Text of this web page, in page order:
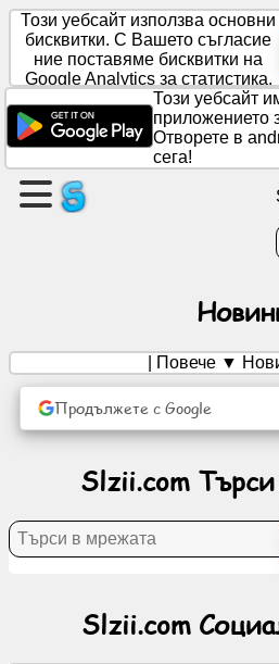
Създайте
страница
Създайте
група
ред
Развлечение
Новини
Този уебсайт използва основни
бисквитки. С Вашето съгласие
ние поставяме бисквитки на
Google Analytics за статистика.
Този уебсайт
приложението
Отворете в
сега!
| Повече ▼
Продължете с Google
Slzii.com
Slzii.com